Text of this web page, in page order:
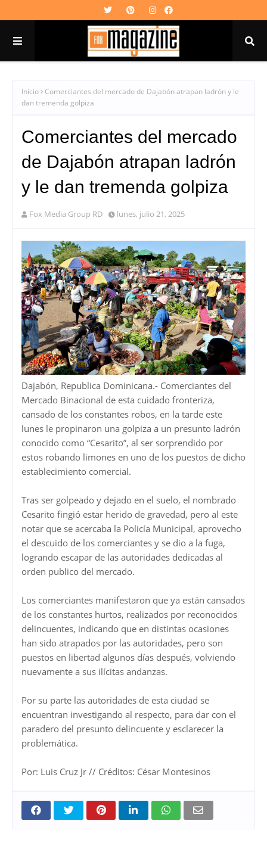
Inicio
Comerciantes del mercado de Dajabón atrapan ladrón y le
dan tremenda golpiza
Comerciantes del mercado
de Dajabón atrapan ladrón
y le dan tremenda golpiza
Fox Media Group RD lunes, julio 21, 2025
Dajabón, Republica Dominicana.- Comerciantes del
Mercado Binacional de esta cuidado fronteriza,
cansado de los constantes robos, en la tarde este
lunes le propinaron una golpiza a un presunto ladrón
conocido como “Cesarito”, al ser sorprendido por
estos robando limones en uno de los puestos de dicho
establecimiento comercial.
Tras ser golpeado y dejado en el suelo, el nombrado
Cesarito fingió estar herido de gravedad, pero al este
notar que se acercaba la Policía Municipal, aprovecho
el descuido de los comerciantes y se dio a la fuga,
logrando escapar de las autoridades dedicadas al
orden publico del mercado.
Los comerciantes manifestaron que ya están cansados
de los constantes hurtos, realizados por reconocidos
delincuentes, indicando que en distintas ocasiones
han sido atrapados por las autoridades, pero son
puestos en libertad algunos días después, volviendo
nuevamente a sus ilícitas andanzas.
Por su parte las autoridades de esta ciudad se
encuentran investigando al respecto, para dar con el
paradero del presunto delincuente y esclarecer la
problemática.
Por: Luis Cruz Jr // Créditos: César Montesinos